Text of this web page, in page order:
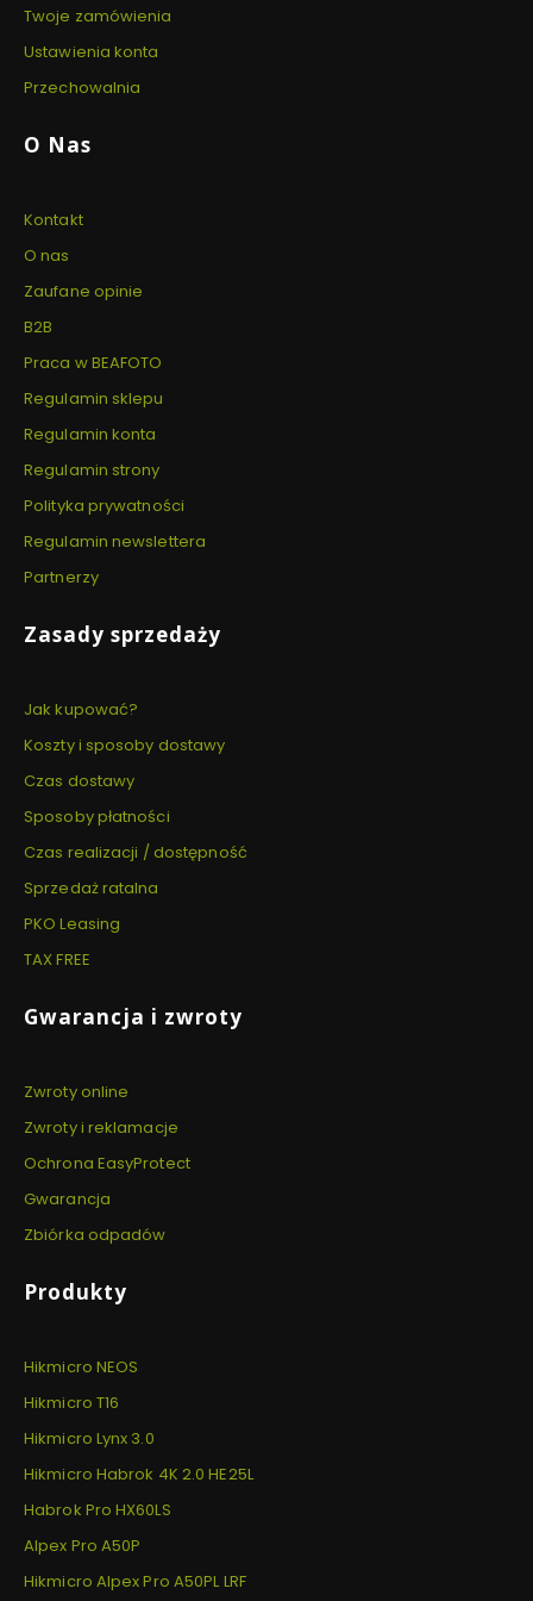
Twoje zamówienia
Ustawienia konta
Przechowalnia
O Nas
Kontakt
O nas
Zaufane opinie
B2B
Praca w BEAFOTO
Regulamin sklepu
Regulamin konta
Regulamin strony
Polityka prywatności
Regulamin newslettera
Partnerzy
Zasady sprzedaży
Jak kupować?
Koszty i sposoby dostawy
Czas dostawy
Sposoby płatności
Czas realizacji / dostępność
Sprzedaż ratalna
PKO Leasing
TAX FREE
Gwarancja i zwroty
Zwroty online
Zwroty i reklamacje
Ochrona EasyProtect
Gwarancja
Zbiórka odpadów
Produkty
Hikmicro NEOS
Hikmicro T16
Hikmicro Lynx 3.0
Hikmicro Habrok 4K 2.0 HE25L
Habrok Pro HX60LS
Alpex Pro A50P
Hikmicro Alpex Pro A50PL LRF